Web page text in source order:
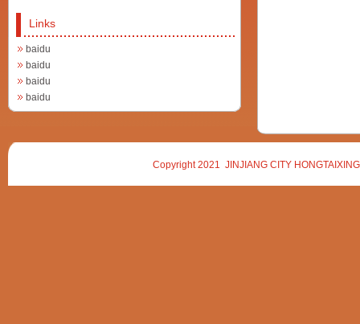
Links
baidu
baidu
baidu
baidu
Copyright 2021 JINJIANG CITY